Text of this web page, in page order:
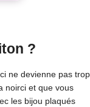
?
ne devienne pas trop
noirci et que vous
les bijou plaqués